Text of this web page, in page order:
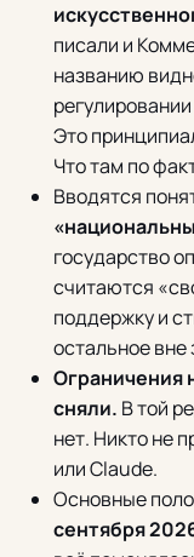
писали и
названию
Это
Что там по
Вводятся
государство
считаются
поддержку и
остальное вне
Ограничения
сняли. В той
нет. Никто не
или Claude.
Основные
сентября